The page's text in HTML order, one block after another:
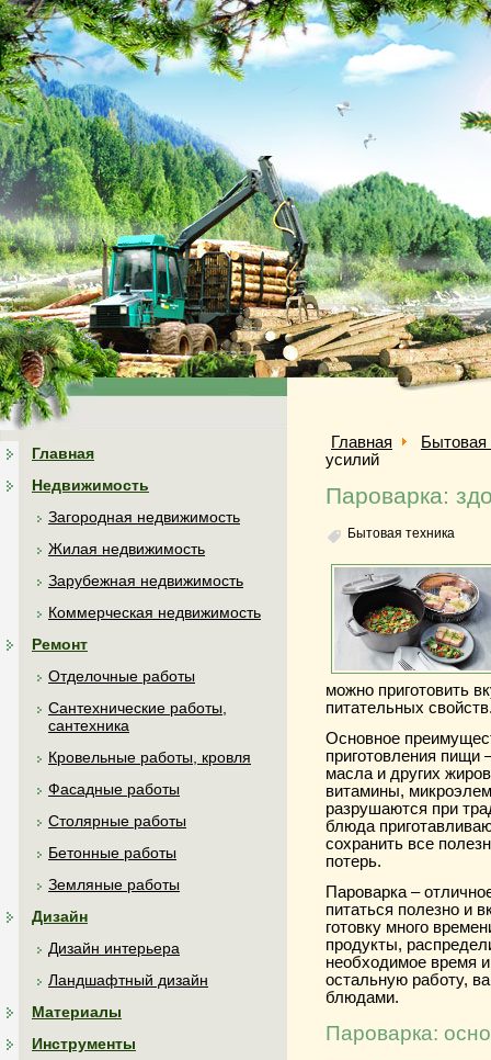
Главная
Недвижимость
Загородная недвижимость
Жилая недвижимость
Зарубежная недвижимость
Коммерческая недвижимость
Ремонт
Отделочные работы
Сантехнические работы,
сантехника
Кровельные работы, кровля
Фасадные работы
Столярные работы
Бетонные работы
Земляные работы
Дизайн
Дизайн интерьера
Ландшафтный дизайн
Материалы
Инструменты
Главная
Бытовая
усилий
Пароварка:
Бытовая техника
можно приготовить
питательных
Основное
приготовления пищи
масла и других
витамины,
разрушаются при
блюда
сохранить все
потерь.
Пароварка –
питаться полезно и
готовку много
продукты,
необходимое время
остальную работу,
блюдами.
Пароварка: